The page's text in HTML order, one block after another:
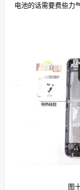
电池的话需要费些力气
图